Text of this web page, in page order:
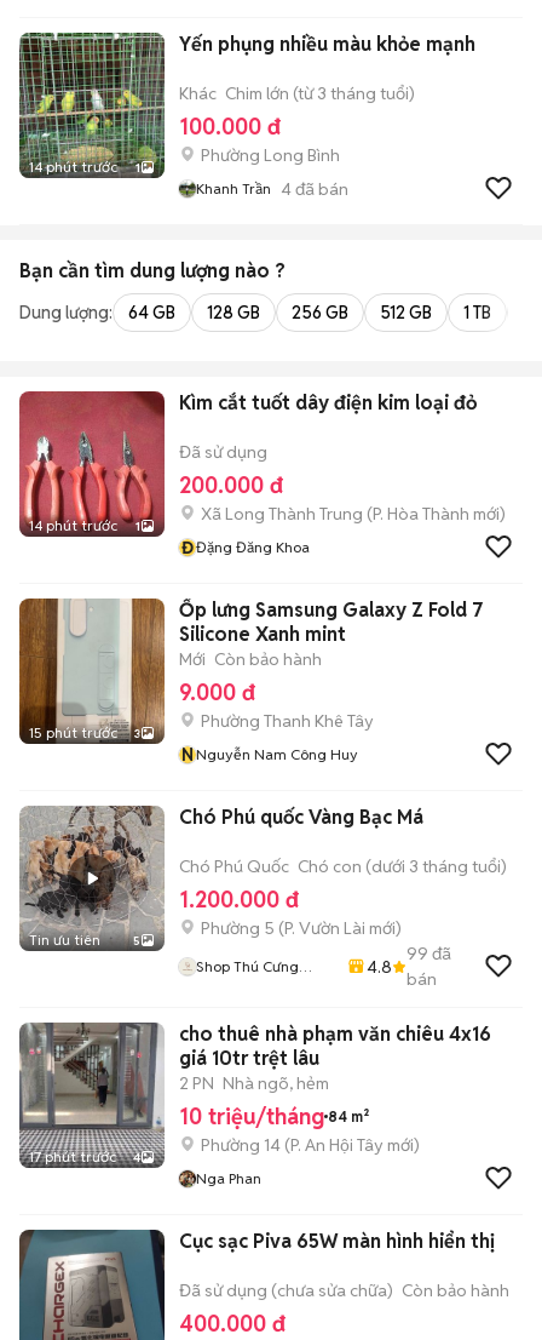
14 phút trước 1
Yến phụng nhiều màu khỏe mạnh
Khác Chim lớn (từ 3 tháng tuổi)
100.000 đ
Phường Long Bình
Khanh Trần 4đã bán
Bạn cần tìm dung lượng nào ?
Dung lượng: 64 GB 128 GB 256 GB 512 GB 1 TB
14 phút trước 1
Kìm cắt tuốt dây điện kim loại đỏ
Đã sử dụng
200.000 đ
Xã Long Thành Trung (P. Hòa Thành mới)
ĐĐặng Đăng Khoa
15 phút trước 3
Ốp lưng Samsung Galaxy Z Fold 7
Silicone Xanh mint
Mới Còn bảo hành
9.000 đ
Phường Thanh Khê Tây
NNguyễn Nam Công Huy
Tin ưu tiên 5
Chó Phú quốc Vàng Bạc Má
Chó Phú Quốc Chó con (dưới 3 tháng tuổi)
1.200.000 đ
Phường 5 (P. Vườn Lài mới)
Shop Thú Cưng
4.8
99 đã
bán
17 phút trước 4
cho thuê nhà phạm văn chiêu 4x16
giá 10tr trệt lâu
2 PN Nhà ngõ, hẻm
10 triệu/tháng 84 m²
Phường 14 (P. An Hội Tây mới)
Nga Phan
Cục sạc Piva 65W màn hình hiển thị
Đã sử dụng (chưa sửa chữa) Còn bảo hành
400.000 đ